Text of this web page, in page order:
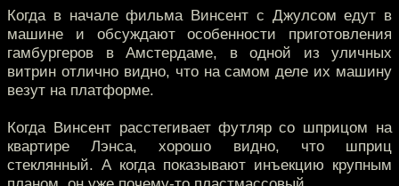
Когда в начале фильма Винсент с Джулсом едут в
машине и обсуждают особенности приготовления
гамбургеров в Амстердаме, в одной из уличных
витрин отлично видно, что на самом деле их машину
везут на платформе.
Когда Винсент расстегивает футляр со шприцом на
квартире Лэнса, хорошо видно, что шприц
стеклянный. А когда показывают инъекцию крупным